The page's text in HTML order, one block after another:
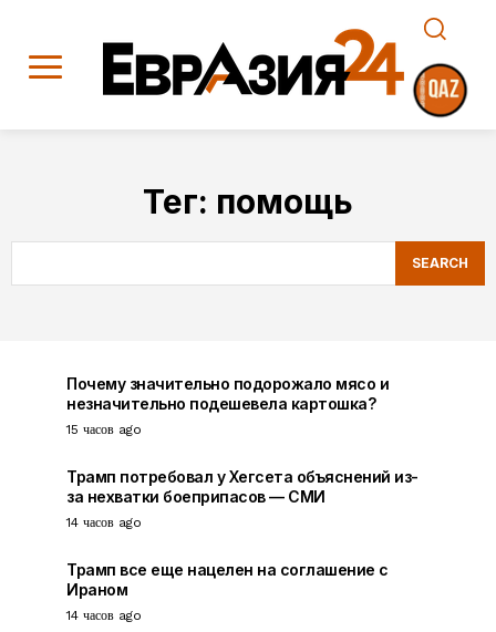
Тег: помощь
SEARCH
Почему значительно подорожало мясо и
незначительно подешевела картошка?
15 часов ago
Трамп потребовал у Хегсета объяснений из-
за нехватки боеприпасов — СМИ
14 часов ago
Трамп все еще нацелен на соглашение с
Ираном
14 часов ago